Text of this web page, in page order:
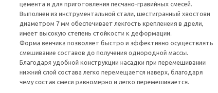
цемента и для приготовления песчано-гравийных смесей.
Выполнен из инструментальной стали, шестигранный хвостови
диаметром 7 мм обеспечивает лекгость крепленеия в дрели,
имеет высокую степень стойкости к деформации.
Форма венчика позволяет быстро и эффективно осуществлять
смешивание составов до получения однородной массы.
Благодаря удобной конструкции насадки при перемешивании
нижний слой состава легко перемещается наверх, благодаря
чему состав смеси равномерно и легко перемешивается.